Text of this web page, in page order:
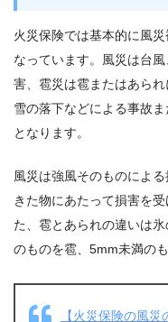
火災保険では基本的に風
なっています。風災は台
害、雹災は雹またはあら
雪の落下などによる事故
となります。
風災は強風そのものによ
きた物にあたって損害を
た、雹とあられの違いは
のものを雹、5mm未満の
【火災保険の風